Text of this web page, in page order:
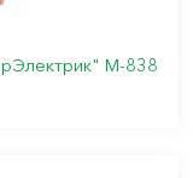
М-838